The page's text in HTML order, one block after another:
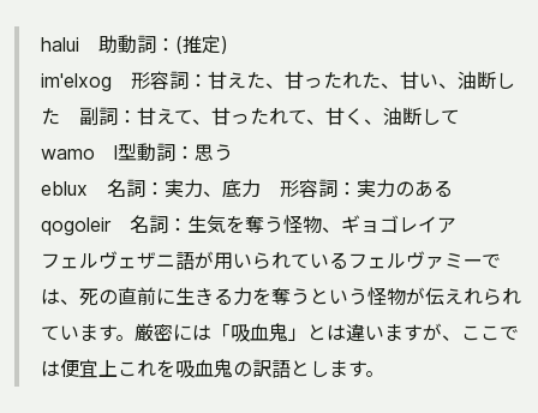
halui 助動詞：(推定)
im'elxog 形容詞：甘えた、甘ったれた、甘い、油断し
た 副詞：甘えて、甘ったれて、甘く、油断して
wamo l型動詞：思う
eblux 名詞：実力、底力 形容詞：実力のある
qogoleir 名詞：生気を奪う怪物、ギョゴレイア
フェルヴェザニ語が用いられているフェルヴァミーで
は、死の直前に生きる力を奪うという怪物が伝えれられ
ています。厳密には「吸血鬼」とは違いますが、ここで
は便宜上これを吸血鬼の訳語とします。